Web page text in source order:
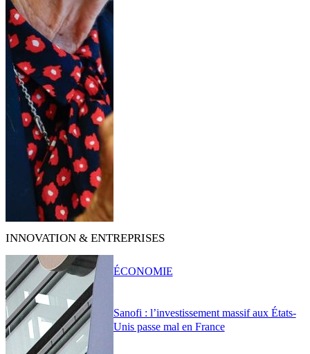
INNOVATION & ENTREPRISES
Sanofi : l’investissement massif aux États-
Unis passe mal en France
ÉCONOMIE